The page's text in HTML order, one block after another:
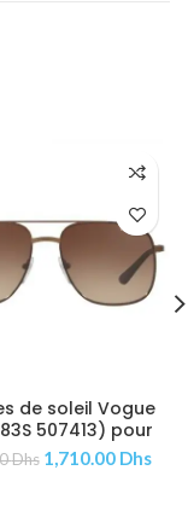
de soleil Vogue
507413) pour
| Hommes
Dhs 1,710.00 Dhs